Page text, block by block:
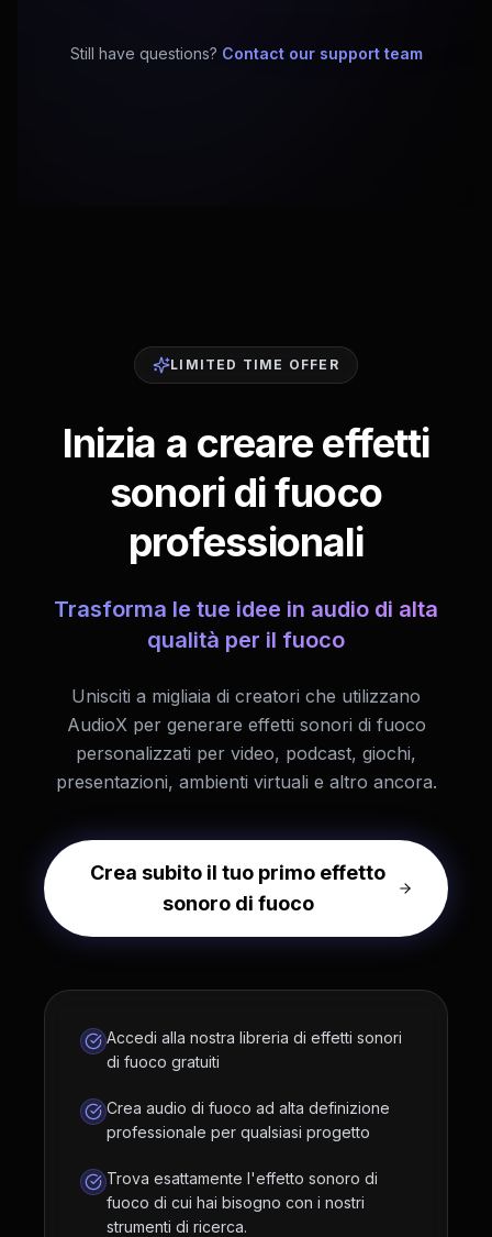
Still have questions? Contact our support team
LIMITED TIME OFFER
Inizia a creare effetti
sonori di fuoco
professionali
Trasforma le tue idee in audio di alta
qualità per il fuoco
Unisciti a migliaia di creatori che utilizzano
AudioX per generare effetti sonori di fuoco
personalizzati per video, podcast, giochi,
presentazioni, ambienti virtuali e altro ancora.
Crea subito il tuo primo effetto
sonoro di fuoco
Accedi alla nostra libreria di effetti sonori
di fuoco gratuiti
Crea audio di fuoco ad alta definizione
professionale per qualsiasi progetto
Trova esattamente l'effetto sonoro di
fuoco di cui hai bisogno con i nostri
strumenti di ricerca.